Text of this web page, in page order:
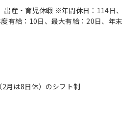
出産・育児休暇 ※年間休日：114日、
有給：10日、最大有給：20日、年末
月は8日休）のシフト制